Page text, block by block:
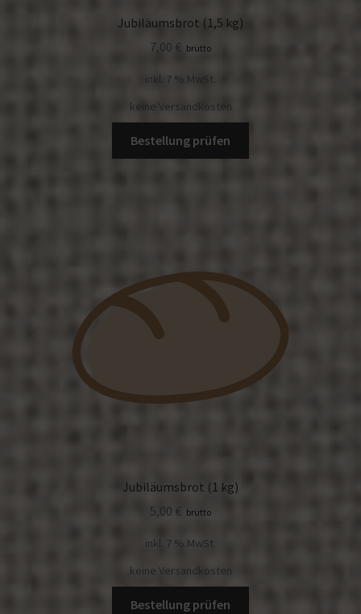
Jubiläumsbrot (1,5 kg)
7,00 € brutto
inkl. 7 % MwSt.
keine Versandkosten
Bestellung prüfen
Jubiläumsbrot (1 kg)
5,00 € brutto
inkl. 7 % MwSt.
keine Versandkosten
Bestellung prüfen